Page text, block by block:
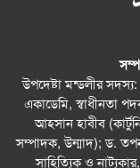
উপদেষ্টা মন্ডলীর সদস্য:
একাডেমি, স্বাধীনতা
আহসান হাবীব
সম্পাদক, উন্মাদ); ড.
সাহিত্যিক ও